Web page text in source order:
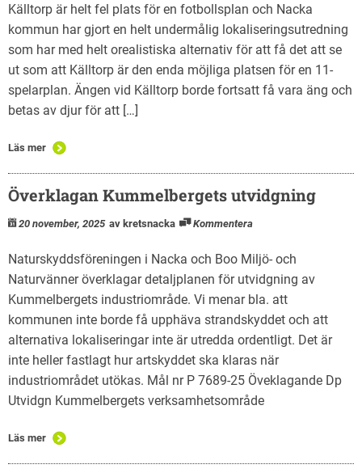
Källtorp är helt fel plats för en fotbollsplan och Nacka
kommun har gjort en helt undermålig lokaliseringsutredning
som har med helt orealistiska alternativ för att få det att se
ut som att Källtorp är den enda möjliga platsen för en 11-
spelarplan. Ängen vid Källtorp borde fortsatt få vara äng och
betas av djur för att […]
Läs mer
Överklagan Kummelbergets utvidgning
20 november, 2025 av kretsnacka Kommentera
Naturskyddsföreningen i Nacka och Boo Miljö- och
Naturvänner överklagar detaljplanen för utvidgning av
Kummelbergets industriområde. Vi menar bla. att
kommunen inte borde få upphäva strandskyddet och att
alternativa lokaliseringar inte är utredda ordentligt. Det är
inte heller fastlagt hur artskyddet ska klaras när
industriområdet utökas. Mål nr P 7689-25 Öveklagande Dp
Utvidgn Kummelbergets verksamhetsområde
Läs mer